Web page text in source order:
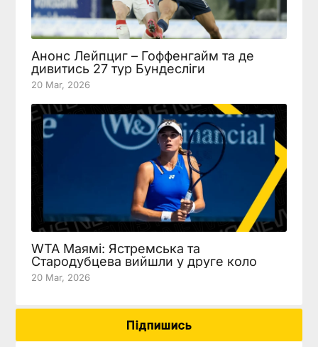
Анонс Лейпциг – Гоффенгайм та де
дивитись 27 тур Бундесліги
20 Mar, 2026
WTA Маямі: Ястремська та
Стародубцева вийшли у друге коло
20 Mar, 2026
Підпишись